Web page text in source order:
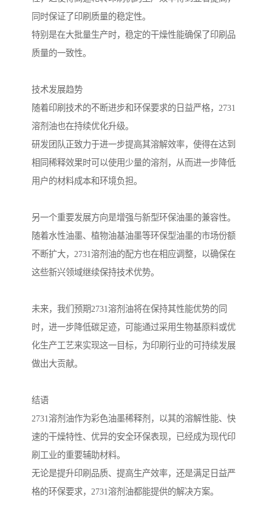
同时保证了印刷质量的稳定性。
特别是在大批量生产时，稳定的干燥性能确保了印刷品
质量的一致性。
技术发展趋势
随着印刷技术的不断进步和环保要求的日益严格，2731
溶剂油也在持续优化升级。
研发团队正致力于进一步提高其溶解效率，使得在达到
相同稀释效果时可以使用少量的溶剂，从而进一步降低
用户的材料成本和环境负担。
另一个重要发展方向是增强与新型环保油墨的兼容性。
随着水性油墨、植物油基油墨等环保型油墨的市场份额
不断扩大，2731溶剂油的配方也在相应调整，以确保在
这些新兴领域继续保持技术优势。
未来，我们预期2731溶剂油将在保持其性能优势的同
时，进一步降低碳足迹，可能通过采用生物基原料或优
化生产工艺来实现这一目标，为印刷行业的可持续发展
做出大贡献。
结语
2731溶剂油作为彩色油墨稀释剂，以其的溶解性能、快
速的干燥特性、优异的安全环保表现，已经成为现代印
刷工业的重要辅助材料。
无论是提升印刷品质、提高生产效率，还是满足日益严
格的环保要求，2731溶剂油都能提供的解决方案。